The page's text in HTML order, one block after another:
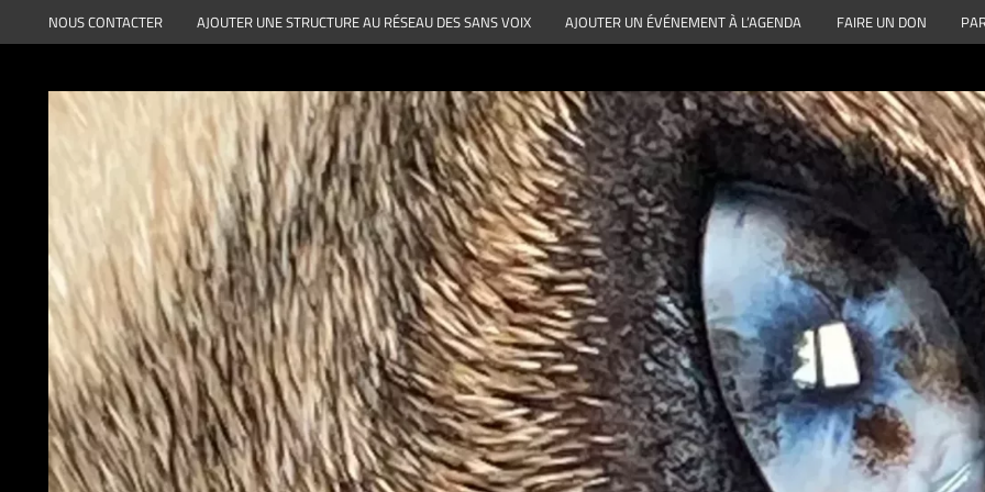
au
NOUS CONTACTER AJOUTER UNE STRUCTURE AU RÉSEAU DES SANS VOIX AJOUTER UN ÉVÉNEMENT À L’AGENDA FAIRE UN DON